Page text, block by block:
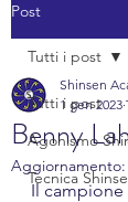
Post
Tutti i post
Agonismo
Tecnica
Tutti i post
Benny
Shinsen
1 gen 2023
Aggiornamento:
Il